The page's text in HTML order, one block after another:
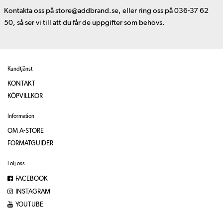
Kontakta oss på store@addbrand.se, eller ring oss på 036-37 62
50, så ser vi till att du får de uppgifter som behövs.
Kundtjänst
KONTAKT
KÖPVILLKOR
Information
OM A-STORE
FORMATGUIDER
Följ oss
FACEBOOK
INSTAGRAM
YOUTUBE